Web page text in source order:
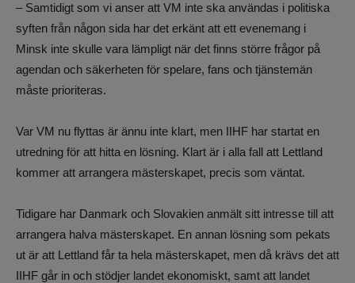
– Samtidigt som vi anser att VM inte ska användas i politiska
syften från någon sida har det erkänt att ett evenemang i
Minsk inte skulle vara lämpligt när det finns större frågor på
agendan och säkerheten för spelare, fans och tjänstemän
måste prioriteras.
Var VM nu flyttas är ännu inte klart, men IIHF har startat en
utredning för att hitta en lösning. Klart är i alla fall att Lettland
kommer att arrangera mästerskapet, precis som väntat.
Tidigare har Danmark och Slovakien anmält sitt intresse till att
arrangera halva mästerskapet. En annan lösning som pekats
ut är att Lettland får ta hela mästerskapet, men då krävs det att
IIHF går in och stödjer landet ekonomiskt, samt att landet